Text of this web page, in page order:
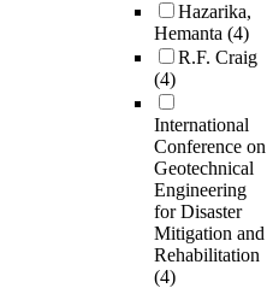
Hazarika,
Hemanta (4)
R.F. Craig
(4)
International
Conference on
Geotechnical
Engineering
for Disaster
Mitigation and
Rehabilitation
(4)